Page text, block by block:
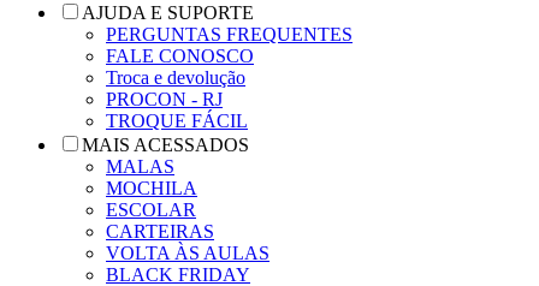
AJUDA E SUPORTE
PERGUNTAS FREQUENTES
FALE CONOSCO
Troca e devolução
PROCON - RJ
TROQUE FÁCIL
MAIS ACESSADOS
MALAS
MOCHILA
ESCOLAR
CARTEIRAS
VOLTA ÀS AULAS
BLACK FRIDAY